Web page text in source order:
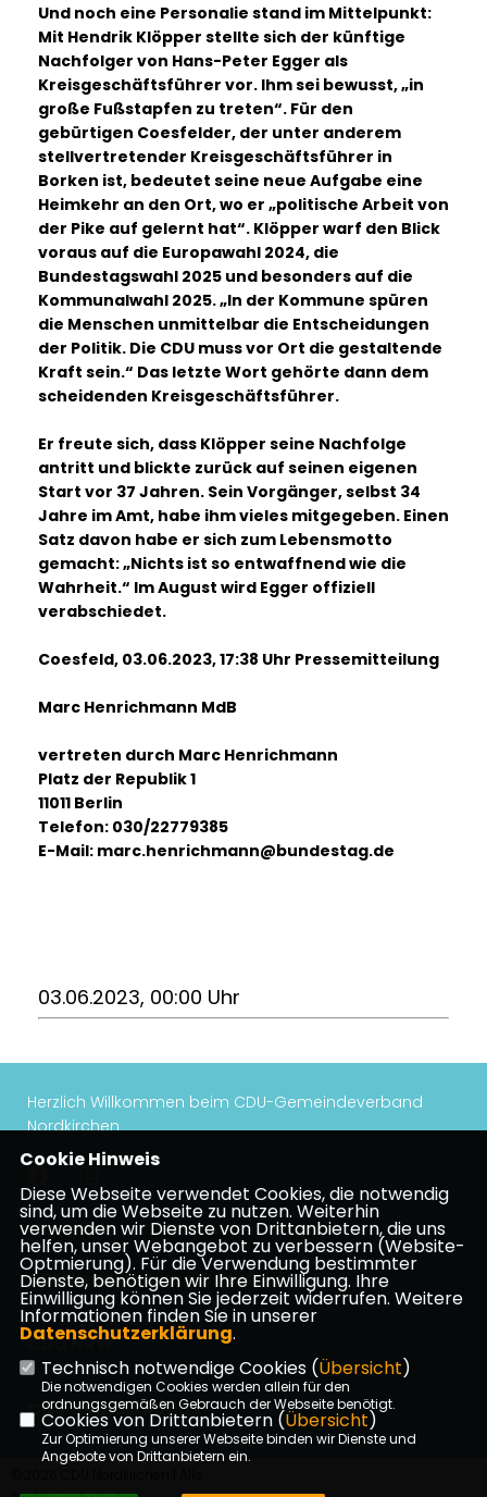
Und noch eine Personalie stand im Mittelpunkt:
Mit Hendrik Klöpper stellte sich der künftige
Nachfolger von Hans-Peter Egger als
Kreisgeschäftsführer vor. Ihm sei bewusst, „in
große Fußstapfen zu treten“. Für den
gebürtigen Coesfelder, der unter anderem
stellvertretender Kreisgeschäftsführer in
Borken ist, bedeutet seine neue Aufgabe eine
Heimkehr an den Ort, wo er „politische Arbeit von
der Pike auf gelernt hat“. Klöpper warf den Blick
voraus auf die Europawahl 2024, die
Bundestagswahl 2025 und besonders auf die
Kommunalwahl 2025. „In der Kommune spüren
die Menschen unmittelbar die Entscheidungen
der Politik. Die CDU muss vor Ort die gestaltende
Kraft sein.“ Das letzte Wort gehörte dann dem
scheidenden Kreisgeschäftsführer.
Er freute sich, dass Klöpper seine Nachfolge
antritt und blickte zurück auf seinen eigenen
Start vor 37 Jahren. Sein Vorgänger, selbst 34
Jahre im Amt, habe ihm vieles mitgegeben. Einen
Satz davon habe er sich zum Lebensmotto
gemacht: „Nichts ist so entwaffnend wie die
Wahrheit.“ Im August wird Egger offiziell
verabschiedet.
Coesfeld, 03.06.2023, 17:38 Uhr Pressemitteilung
Marc Henrichmann MdB
vertreten durch Marc Henrichmann
Platz der Republik 1
11011 Berlin
Telefon: 030/22779385
E-Mail: marc.henrichmann@bundestag.de
03.06.2023, 00:00 Uhr
Herzlich Willkommen beim CDU-Gemeindeverband
Nordkirchen
Impressum Datenschutz Kontakt
CDU Kreisverband Coesfeld
CDU NRW
CDU Deutschlands
Cookie Hinweis
Diese Webseite verwendet Cookies, die notwendig
sind, um die Webseite zu nutzen. Weiterhin
verwenden wir Dienste von Drittanbietern, die uns
helfen, unser Webangebot zu verbessern (Website-
Optmierung). Für die Verwendung bestimmter
Dienste, benötigen wir Ihre Einwilligung. Ihre
Einwilligung können Sie jederzeit widerrufen. Weitere
Informationen finden Sie in unserer
Datenschutzerklärung.
Technisch notwendige Cookies (Übersicht)
Die notwendigen Cookies werden allein für den
ordnungsgemäßen Gebrauch der Webseite benötigt.
Cookies von Drittanbietern (Übersicht)
Zur Optimierung unserer Webseite binden wir Dienste und
Angebote von Drittanbietern ein.